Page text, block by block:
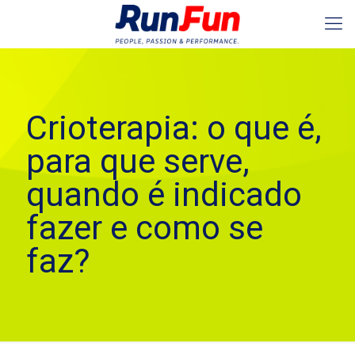
Crioterapia: o que é,
para que serve,
quando é indicado
fazer e como se
faz?